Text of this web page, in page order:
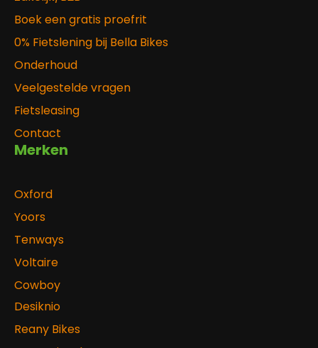
Boek een gratis proefrit
0% Fietslening bij Bella Bikes
Onderhoud
Veelgestelde vragen
Fietsleasing
Contact
Merken
Oxford
Yoors
Tenways
Voltaire
Cowboy
Desiknio
Reany Bikes